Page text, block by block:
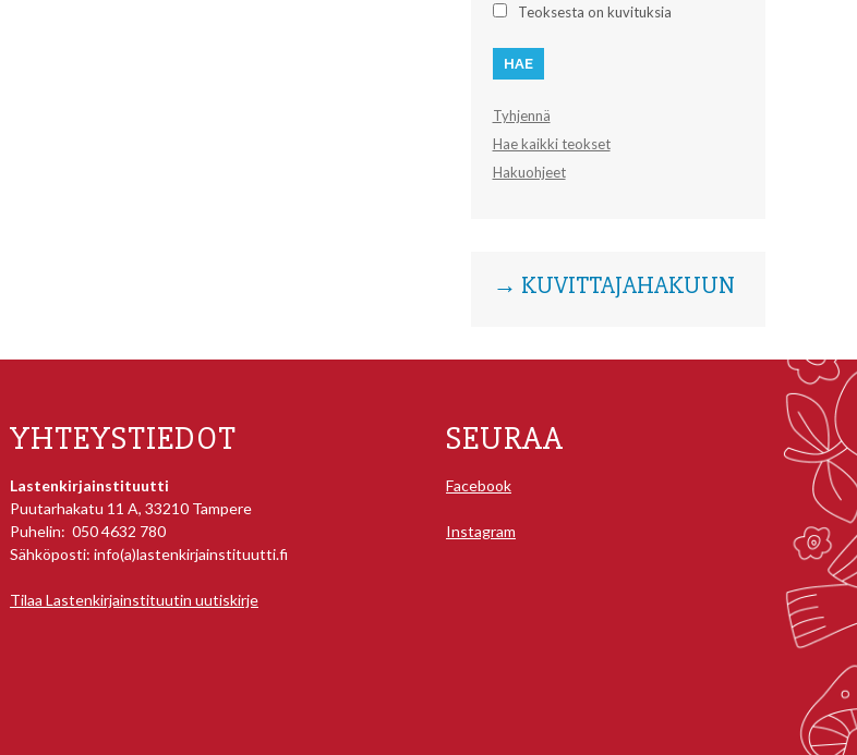
Teoksesta on kuvituksia
Tyhjennä
Hae kaikki teokset
Hakuohjeet
→ KUVITTAJAHAKUUN
YHTEYSTIEDOT
Lastenkirjainstituutti
Puutarhakatu 11 A, 33210 Tampere
Puhelin: 050 4632 780
Sähköposti: info(a)lastenkirjainstituutti.fi
Tilaa Lastenkirjainstituutin uutiskirje
SEURAA
Facebook
Instagram